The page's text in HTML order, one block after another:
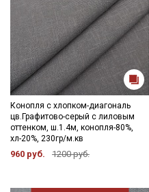
Конопля с хлопком-диагональ
цв.Графитово-серый с лиловым
оттенком, ш.1.4м, конопля-80%,
хл-20%, 230гр/м.кв
960 руб. 1200 руб.